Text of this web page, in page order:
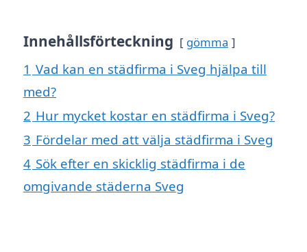
Innehållsförteckning gömma
1 Vad kan en städfirma i Sveg hjälpa till
med?
2 Hur mycket kostar en städfirma i Sveg?
3 Fördelar med att välja städfirma i Sveg
4 Sök efter en skicklig städfirma i de
omgivande städerna Sveg